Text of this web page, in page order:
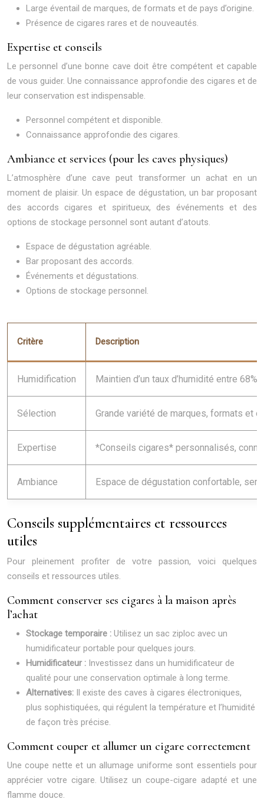
Large éventail de marques, de formats et de pays d’origine.
Présence de cigares rares et de nouveautés.
Expertise et conseils
Le personnel d’une bonne cave doit être compétent et capable
de vous guider. Une connaissance approfondie des cigares et de
leur conservation est indispensable.
Personnel compétent et disponible.
Connaissance approfondie des cigares.
Ambiance et services (pour les caves physiques)
L’atmosphère d’une cave peut transformer un achat en un
moment de plaisir. Un espace de dégustation, un bar proposant
des accords cigares et spiritueux, des événements et des
options de stockage personnel sont autant d’atouts.
Espace de dégustation agréable.
Bar proposant des accords.
Événements et dégustations.
Options de stockage personnel.
Critère Description
Humidification Maintien d’un taux d’humidité entre 68%
Sélection Grande variété de marques, formats et
Expertise *Conseils cigares* personnalisés,
Ambiance Espace de dégustation confortable,
Conseils supplémentaires et ressources
utiles
Pour pleinement profiter de votre passion, voici quelques
conseils et ressources utiles.
Comment conserver ses cigares à la maison après
l’achat
Stockage temporaire : Utilisez un sac ziploc avec un
humidificateur portable pour quelques jours.
Humidificateur : Investissez dans un humidificateur de
qualité pour une conservation optimale à long terme.
Alternatives: Il existe des caves à cigares électroniques,
plus sophistiquées, qui régulent la température et l’humidité
de façon très précise.
Comment couper et allumer un cigare correctement
Une coupe nette et un allumage uniforme sont essentiels pour
apprécier votre cigare. Utilisez un coupe-cigare adapté et une
flamme douce.